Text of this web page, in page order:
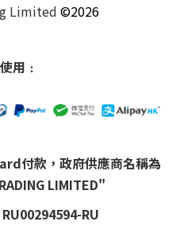
Limited ©2026
用﹕
付款，政府供應商名稱為
LIMITED"
RU